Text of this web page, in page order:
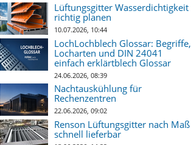
Lüftungsgitter Wasserdichtigkeit
richtig planen
10.07.2026, 10:44
LochLochblech Glossar: Begriffe,
Locharten und DIN 24041
einfach erklärtblech Glossar
24.06.2026, 08:39
Nachtauskühlung für
Rechenzentren
22.06.2026, 09:02
Renson Lüftungsgitter nach Maß
schnell lieferbar